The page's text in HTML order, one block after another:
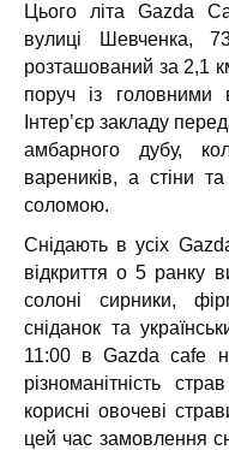
Цього літа Gazda
вулиці Шевченка,
розташований за 2,1
поруч із головними
Інтер’єр закладу
амбарного дубу,
вареників, а стіни
соломою.
Снідають в усіх
відкриття о 5 ранку
солоні сирники,
сніданок та
11:00 в Gazda cafe
різноманітність
корисні овочеві
цей час замовлення